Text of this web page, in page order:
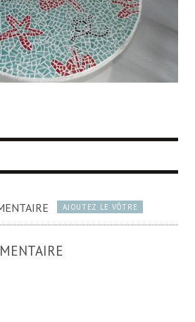
AJOUTEZ LE VÔTRE